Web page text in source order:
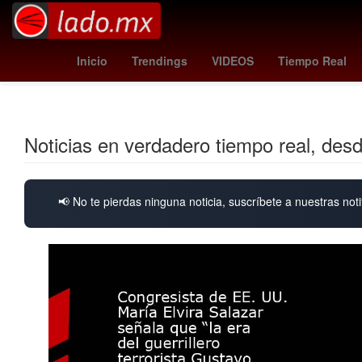
Inicio Trendings VIDEOS Tiempo Real
deportivo - sporting gijón metroid prime 4 temblor
Noticias en verdadero tiempo real,
📢 No te pierdas ninguna noticia, suscríbete a nuestras